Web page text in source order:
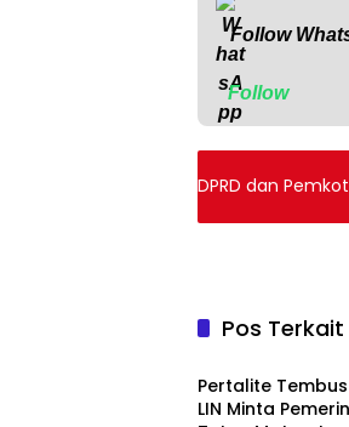
Follow
Follow
DPRD dan
Pos Terkait
Daerah
‎Pertalite Tembus
LIN Minta